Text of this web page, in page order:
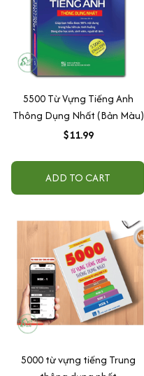
5500 Từ Vựng Tiếng Anh
Thông Dụng Nhất (Bản Màu)
$11.99
ADD TO CART
5000 từ vựng tiếng Trung